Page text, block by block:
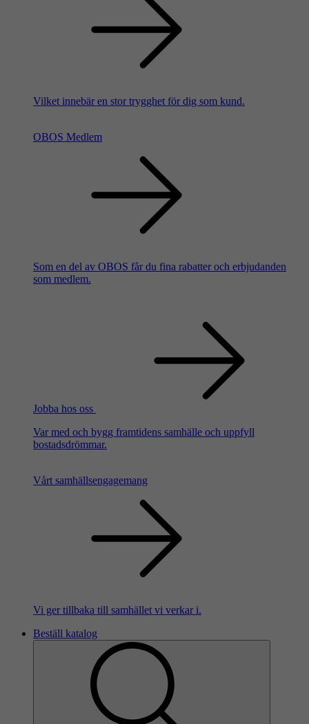
Vilket innebär en stor trygghet för dig som kund.
OBOS Medlem
Som en del av OBOS får du fina rabatter och erbjudanden
som medlem.
Jobba hos oss
Var med och bygg framtidens samhälle och uppfyll
bostadsdrömmar.
Vårt samhällsengagemang
Vi ger tillbaka till samhället vi verkar i.
Beställ katalog